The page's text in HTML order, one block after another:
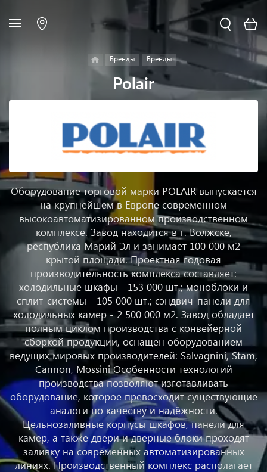
Бренды Бренды
Polair
Оборудование торговой марки POLAIR выпускается
на крупнейшем в Европе современном
высокоавтоматизированном производственном
комплексе. Завод находится в г. Волжске,
республика Марий Эл и занимает 100 000 м2
крытой площади. Проектная годовая
производительность комплекса составляет:
холодильные шкафы - 153 000 шт.; моноблоки и
сплит-системы - 105 000 шт.; сэндвич-панели для
холодильных камер - 2 500 000 м2. Завод обладает
полным циклом производства с конвейерной
сборкой продукции, оснащен оборудованием
ведущих мировых производителей: Salvagnini, Stam,
Cannon, Mossini Особенности технологий
производства позволяют изготавливать
оборудование, которое превосходит существующие
аналоги по качеству и надёжности.
Цельнозаливные корпусы шкафов, панели для
камер, а также двери и дверные блоки проходят
заливку на современных автоматизированных
линиях. Производственный комплекс располагает